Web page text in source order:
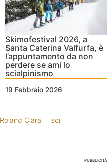
Skimofestival 2026, a
Santa Caterina Valfurfa, è
l’appuntamento da non
perdere se ami lo
scialpinismo
19 Febbraio 2026
Roland Clara sci
PUBBLICITÀ